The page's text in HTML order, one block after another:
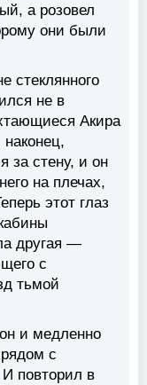
а розовел
они были
стеклянного
не в
Акира
за стену, и он
на плечах,
этот глаз
другая —
с
тьмой
и медленно
с
повторил в